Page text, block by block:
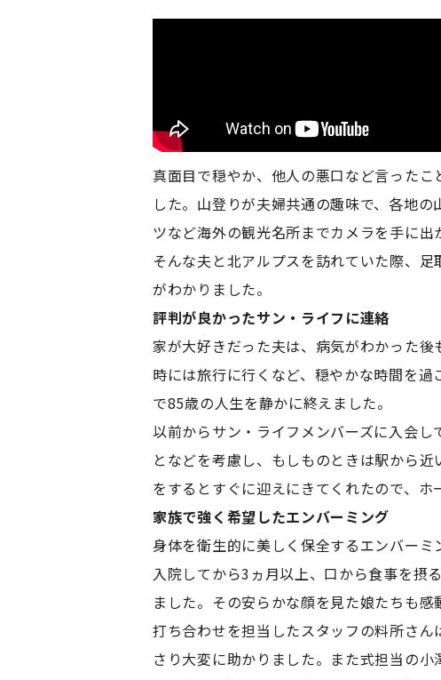
真面目で穏やか、他人の悪口など言った
した。山登りが夫婦共通の趣味で、各地
ツなど海外の観光名所までカメラを手に出
そんな夫と北アルプスを訪れていた際、
がわかりました。
評判が良かったサン・ライフに連絡
家が大好きだった夫は、病気がわかった
時には旅行に行くなど、穏やかな時間を
で85歳の人生を静かに終えました。
以前からサン・ライフメンバーズに入会
となどを考慮し、もしものときは駅から
をするとすぐに迎えにきてくれたので、
家族で強く希望したエンバーミング
身体を衛生的に美しく保全するエンバー
入院してから3ヵ月以上、口から食事を摂
ました。その安らかな顔を見た娘たちも感
打ち合わせを担当したスタッフの料所さ
さり大変に助かりました。また式担当の